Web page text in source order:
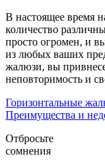
В настоящее время
количество
просто огромен, и
из любых ваших
жалюзи, вы
неповторимость и
Горизонтальные
Преимущества и
Отбросьте
сомнения